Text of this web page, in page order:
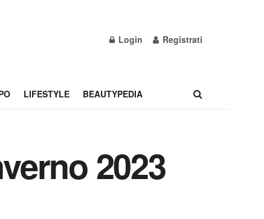
Login Registrati
LIFESTYLE BEAUTYPEDIA
2023